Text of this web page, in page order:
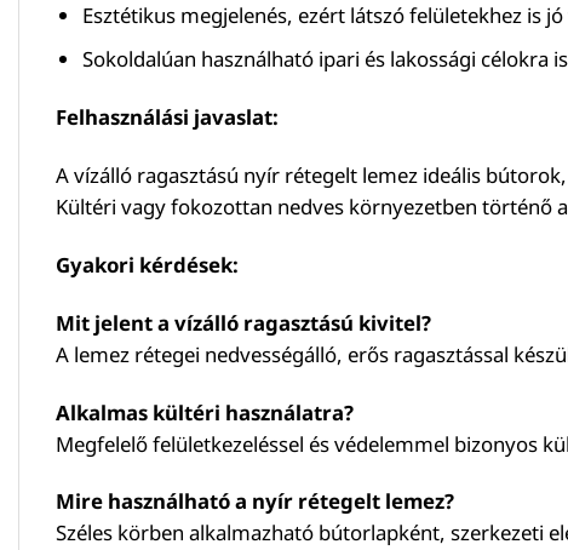
Esztétikus megjelenés, ezért látszó felületekhez is jó
Sokoldalúan használható ipari és lakossági célokra is
Felhasználási javaslat:
A vízálló ragasztású nyír rétegelt lemez ideális
Kültéri vagy fokozottan nedves környezetben történő
Gyakori kérdések:
Mit jelent a vízálló ragasztású kivitel?
A lemez rétegei nedvességálló, erős ragasztással
Alkalmas kültéri használatra?
Megfelelő felületkezeléssel és védelemmel bizonyos
Mire használható a nyír rétegelt lemez?
Széles körben alkalmazható bútorlapként, szerkezeti